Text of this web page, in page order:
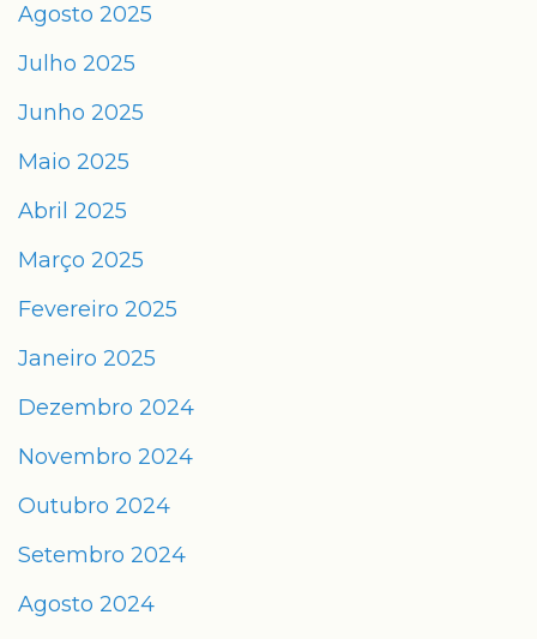
Agosto 2025
Julho 2025
Junho 2025
Maio 2025
Abril 2025
Março 2025
Fevereiro 2025
Janeiro 2025
Dezembro 2024
Novembro 2024
Outubro 2024
Setembro 2024
Agosto 2024